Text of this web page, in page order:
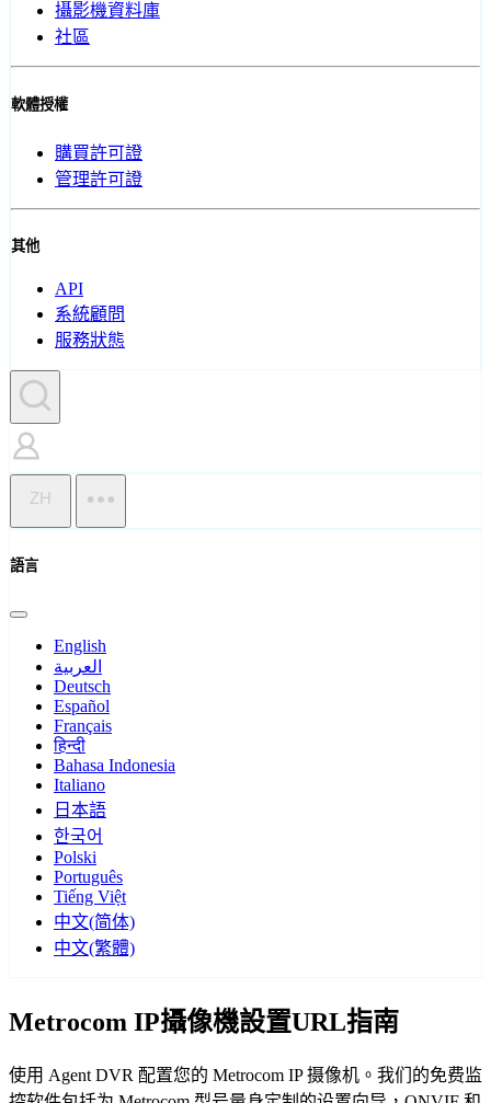
攝影機資料庫
社區
軟體授權
購買許可證
管理許可證
其他
API
系統顧問
服務狀態
ZH
語言
English
العربية
Deutsch
Español
Français
हिन्दी
Bahasa Indonesia
Italiano
日本語
한국어
Polski
Português
Tiếng Việt
中文(简体)
中文(繁體)
Metrocom IP攝像機設置URL指南
使用 Agent DVR 配置您的 Metrocom IP 摄像机。我们的免费监